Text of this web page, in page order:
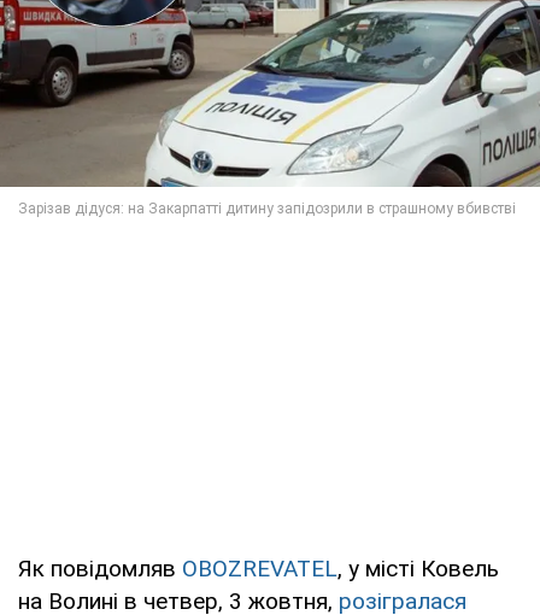
Як повідомляв OBOZREVATEL, у місті Ковель
на Волині в четвер, 3 жовтня, розігралася